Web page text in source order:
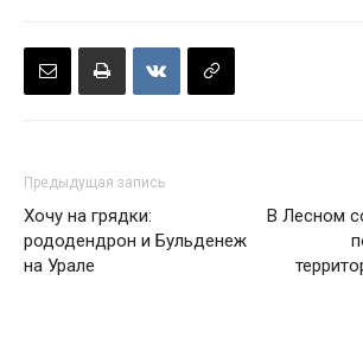
Предыдущая запись
Хочу на грядки:
рододендрон и Бульденеж
на Урале
В Лесном